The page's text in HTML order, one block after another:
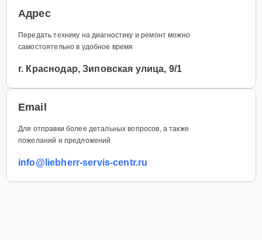
Адрес
Передать технику на диагностику и ремонт можно
самостоятельно в удобное время
г. Краснодар, Зиповская улица, 9/1
Email
Для отправки более детальных вопросов, а также
пожеланий и предложений
info@liebherr-servis-centr.ru